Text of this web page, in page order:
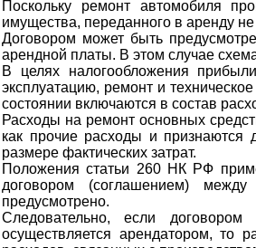
Поскольку ремонт автомобиля
имущества, переданного в аренду
Договором может быть
арендной платы. В этом случае
В целях налогообложения
эксплуатацию, ремонт и
состоянии включаются в состав
Расходы на ремонт основных
как прочие расходы и
размере фактических затрат.
Положения статьи 260 НК РФ
договором (соглашением)
предусмотрено.
Следовательно, если договором
осуществляется арендатором, то